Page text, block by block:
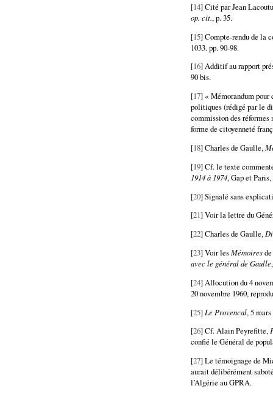
[14] Cité par Jean
op. cit., p. 35.
[15] Compte-rendu de la
1033. pp. 90-98.
[16] Additif au rapport
90 bis.
[17] « Mémorandum
politiques (rédigé par le
commission des
forme de citoyenneté
[18] Charles de Gaulle,
[19] Cf. le texte
1914 à 1974, Gap et
[20] Signalé sans
[21] Voir la lettre du
[22] Charles de Gaulle,
[23] Voir lesMémoires
avec le général de Gaulle
[24] Allocution du 4
20 novembre 1960,
[25] Le Provencal, 5
[26] Cf. Alain Peyrefitte,
confié le Général de
[27] Le témoignage de
aurait délibérément
l’Algérie au GPRA.